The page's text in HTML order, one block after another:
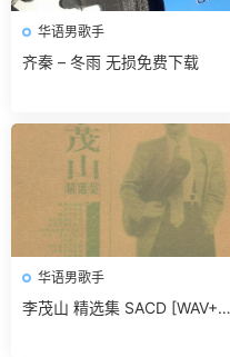
华语男歌手
齐秦 – 冬雨 无损免费下载
华语男歌手
李茂山 精选集 SACD [WAV+C